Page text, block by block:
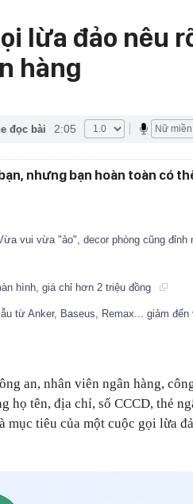
lừa đảo nêu
hàng
đọc bài 2:05
nhưng bạn hoàn toàn có
vui vừa "ảo", decor phòng cũng đỉnh
hình, giá chỉ hơn 2 triệu đồng
từ Anker, Baseus, Remax... giảm đến
an, nhân viên ngân hàng,
họ tên, địa chỉ, số CCCD, thẻ
tiêu của một cuộc gọi lừa